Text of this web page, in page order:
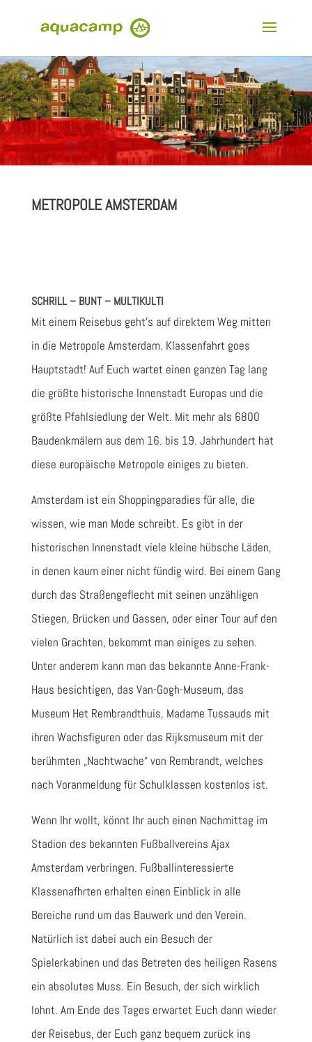
METROPOLE AMSTERDAM
SCHRILL – BUNT – MULTIKULTI
Mit einem Reisebus geht’s auf direktem Weg mitten
in die Metropole Amsterdam. Klassenfahrt goes
Hauptstadt! Auf Euch wartet einen ganzen Tag lang
die größte historische Innenstadt Europas und die
größte Pfahlsiedlung der Welt. Mit mehr als 6800
Baudenkmälern aus dem 16. bis 19. Jahrhundert hat
diese europäische Metropole einiges zu bieten.
Amsterdam ist ein Shoppingparadies für alle, die
wissen, wie man Mode schreibt. Es gibt in der
historischen Innenstadt viele kleine hübsche Läden,
in denen kaum einer nicht fündig wird. Bei einem Gang
durch das Straßengeflecht mit seinen unzähligen
Stiegen, Brücken und Gassen, oder einer Tour auf den
vielen Grachten, bekommt man einiges zu sehen.
Unter anderem kann man das bekannte Anne-Frank-
Haus besichtigen, das Van-Gogh-Museum, das
Museum Het Rembrandthuis, Madame Tussauds mit
ihren Wachsfiguren oder das Rijksmuseum mit der
berühmten „Nachtwache“ von Rembrandt, welches
nach Voranmeldung für Schulklassen kostenlos ist.
Wenn Ihr wollt, könnt Ihr auch einen Nachmittag im
Stadion des bekannten Fußballvereins Ajax
Amsterdam verbringen. Fußballinteressierte
Klassenafhrten erhalten einen Einblick in alle
Bereiche rund um das Bauwerk und den Verein.
Natürlich ist dabei auch ein Besuch der
Spielerkabinen und das Betreten des heiligen Rasens
ein absolutes Muss. Ein Besuch, der sich wirklich
lohnt. Am Ende des Tages erwartet Euch dann wieder
der Reisebus, der Euch ganz bequem zurück ins